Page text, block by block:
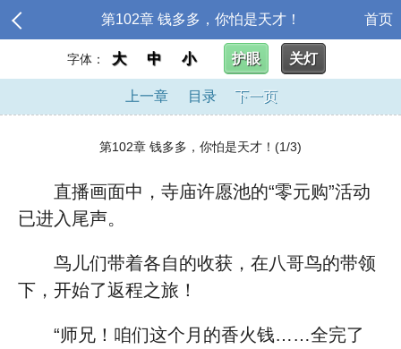
第102章 钱多多，你怕是天才！ 首页
字体： 大 中 小 护眼 关灯
上一章 目录 下一页
第102章 钱多多，你怕是天才！(1/3)
直播画面中，寺庙许愿池的“零元购”活动
已进入尾声。
鸟儿们带着各自的收获，在八哥鸟的带领
下，开始了返程之旅！
“师兄！咱们这个月的香火钱……全完了